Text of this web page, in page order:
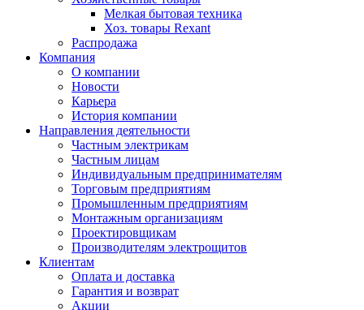
Мелкая бытовая техника
Хоз. товары Rexant
Распродажа
Компания
О компании
Новости
Карьера
История компании
Направления деятельности
Частным электрикам
Частным лицам
Индивидуальным предпринимателям
Торговым предприятиям
Промышленным предприятиям
Монтажным организациям
Проектировщикам
Производителям электрощитов
Клиентам
Оплата и доставка
Гарантия и возврат
Акции